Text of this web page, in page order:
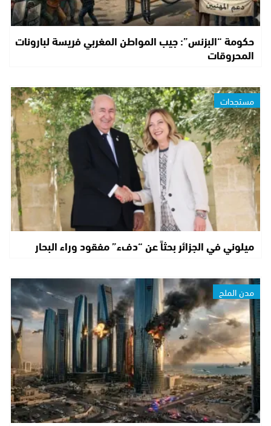
حكومة “البزنس”: جيب المواطن المغربي فريسة لبارونات
المحروقات
مستجدات
ميلوني في الجزائر بحثاً عن “دفء” مفقود وراء البحار
مدن الملح